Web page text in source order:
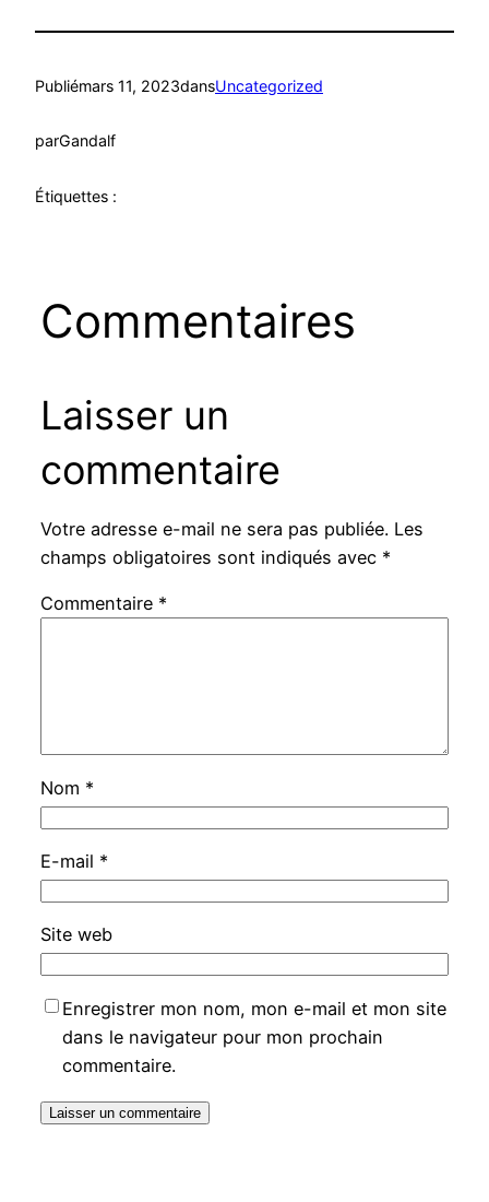
Publiémars 11, 2023dansUncategorized
parGandalf
Étiquettes :
Commentaires
Laisser un
commentaire
Votre adresse e-mail ne sera pas publiée. Les
champs obligatoires sont indiqués avec *
Commentaire *
Nom *
E-mail *
Site web
Enregistrer mon nom, mon e-mail et mon site
dans le navigateur pour mon prochain
commentaire.